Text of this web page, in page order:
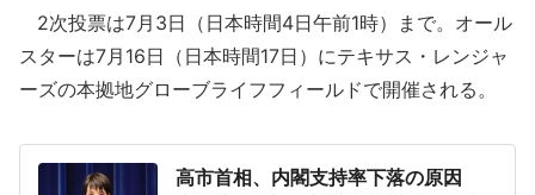
2次投票は7月3日（日本時間4日午前1時）まで。オール
スターは7月16日（日本時間17日）にテキサス・レンジャ
ーズの本拠地グローブライフフィールドで開催される。
高市首相、内閣支持率下落の原因